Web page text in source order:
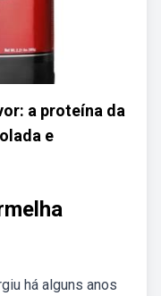
a proteína da
e
há alguns anos